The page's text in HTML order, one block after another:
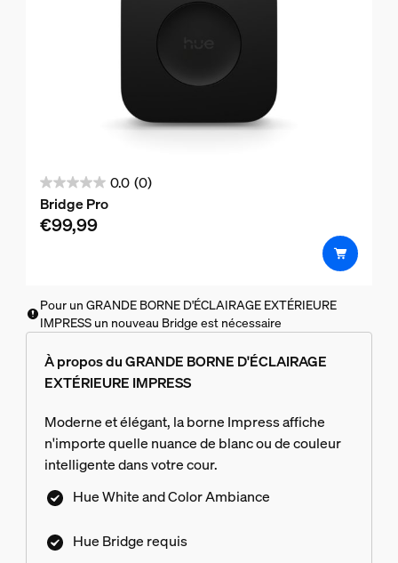
0.0 (0)
0.0
sur
5
Bridge Pro
€99,99
Pour un GRANDE BORNE D'ÉCLAIRAGE EXTÉRIEURE
IMPRESS un nouveau Bridge est nécessaire
À propos du GRANDE BORNE D'ÉCLAIRAGE
EXTÉRIEURE IMPRESS
Moderne et élégant, la borne Impress affiche
n'importe quelle nuance de blanc ou de couleur
intelligente dans votre cour.
Hue White and Color Ambiance
Hue Bridge requis